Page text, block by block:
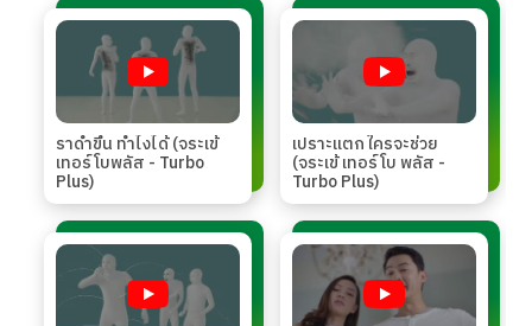
ราดำขึ้น ทำไงได้ (จระเข้
เทอร์โบพลัส - Turbo
Plus)
เปราะแตก ใครจะช่วย
(จระเข้ เทอร์โบ พลัส -
Turbo Plus)